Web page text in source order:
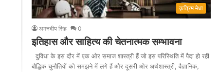
कृत्रिम मेधा
अमनदीप सिंह 0
इतिहास और साहित्य की चेतनात्मक सम्भावना
दुविधा के इस दौर में एक ओर समाज शास्त्री हैं जो इस परिस्थिति में पैदा हो रही
बौद्धिक चुनौतियों को समझने में लगे हैं और दूसरी ओर अर्थशास्त्री, वैज्ञानिक,